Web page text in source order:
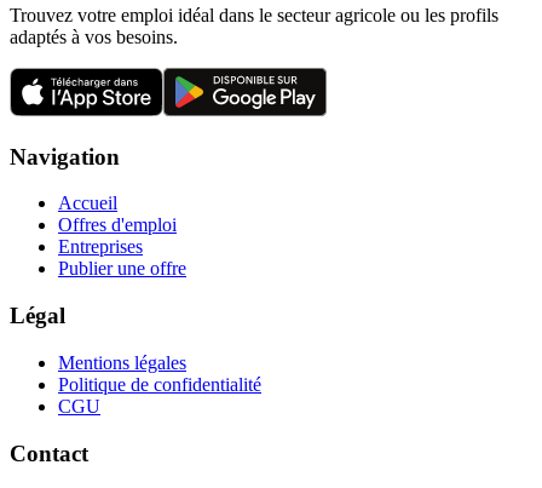
Trouvez votre emploi idéal dans le secteur agricole ou les profils
adaptés à vos besoins.
Navigation
Accueil
Offres d'emploi
Entreprises
Publier une offre
Légal
Mentions légales
Politique de confidentialité
CGU
Contact